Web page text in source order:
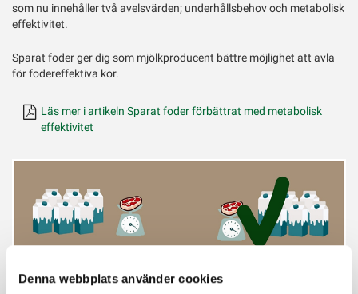
Denna webbplats använder cookies
som nu innehåller två avelsvärden; underhållsbehov och metabolisk
effektivitet.
Sparat foder ger dig som mjölkproducent bättre möjlighet att avla
för fodereffektiva kor.
Läs mer i artikeln Sparat foder förbättrat med metabolisk
effektivitet